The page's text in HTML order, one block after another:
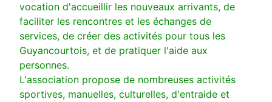
vocation d'accueillir les nouveaux arrivants, de
faciliter les rencontres et les échanges de
services, de créer des activités pour tous les
Guyancourtois, et de pratiquer l'aide aux
personnes.
L'association propose de nombreuses activités
sportives, manuelles, culturelles, d'entraide et